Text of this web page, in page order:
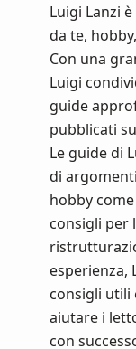
Luigi Lanzi
da te,
Con una
Luigi
guide
pubblicati
Le guide di
di
hobby
consigli per
esperienza,
consigli utili
aiutare i
con